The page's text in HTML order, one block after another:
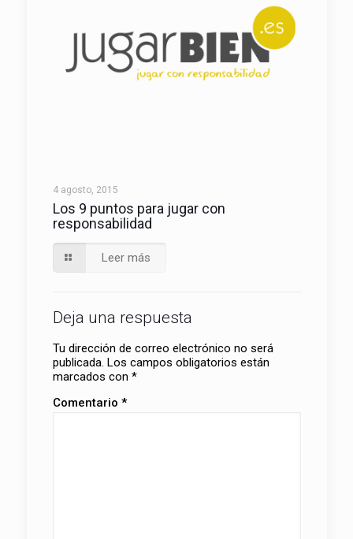
4 agosto, 2015
Los 9 puntos para jugar con
responsabilidad
Leer más
Deja una respuesta
Tu dirección de correo electrónico no será
publicada. Los campos obligatorios están
marcados con *
Comentario *